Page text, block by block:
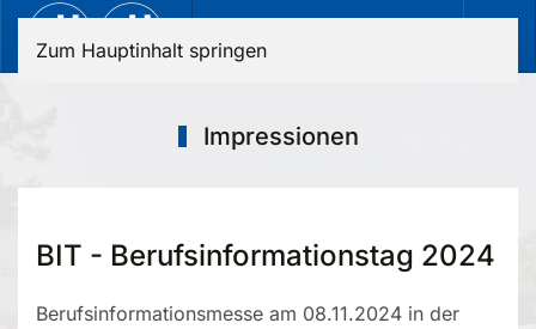
Zum Hauptinhalt springen
Impressionen
BIT - Berufsinformationstag 2024
Berufsinformationsmesse am 08.11.2024 in der